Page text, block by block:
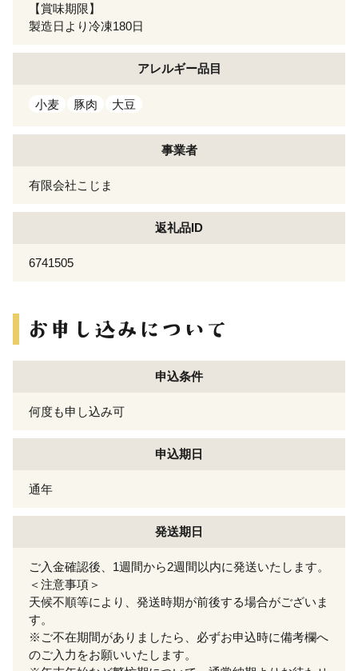
【賞味期限】
製造日より冷凍180日
アレルギー品目
小麦 豚肉 大豆
事業者
有限会社こじま
返礼品ID
6741505
申込条件
何度も申し込み可
申込期日
通年
発送期日
ご入金確認後、1週間から2週間以内に発送いたします。
＜注意事項＞
天候不順等により、発送時期が前後する場合がございま
す。
※ご不在期間がありましたら、必ずお申込時に備考欄へ
のご入力をお願いいたします。